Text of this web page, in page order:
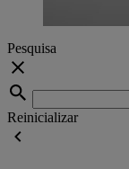
Pesquisa
Reinicializar